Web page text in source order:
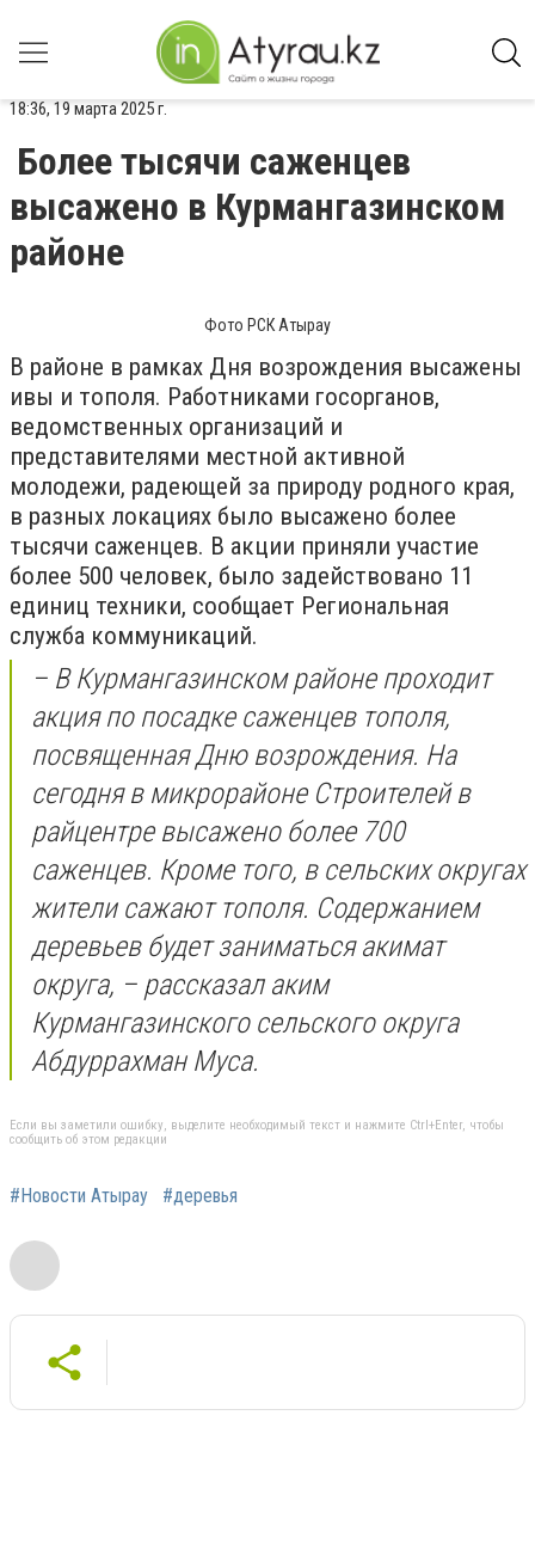
18:36, 19 марта 2025 г.
Более тысячи саженцев
высажено в Курмангазинском
районе
Фото РСК Атырау
В районе в рамках Дня возрождения высажены
ивы и тополя. Работниками госорганов,
ведомственных организаций и
представителями местной активной
молодежи, радеющей за природу родного края,
в разных локациях было высажено более
тысячи саженцев. В акции приняли участие
более 500 человек, было задействовано 11
единиц техники, сообщает Региональная
служба коммуникаций.
– В Курмангазинском районе проходит
акция по посадке саженцев тополя,
посвященная Дню возрождения. На
сегодня в микрорайоне Строителей в
райцентре высажено более 700
саженцев. Кроме того, в сельских округах
жители сажают тополя. Содержанием
деревьев будет заниматься акимат
округа, – рассказал аким
Курмангазинского сельского округа
Абдуррахман Муса.
Если вы заметили ошибку, выделите необходимый текст и нажмите Ctrl+Enter, чтобы
сообщить об этом редакции
#Новости Атырау #деревья